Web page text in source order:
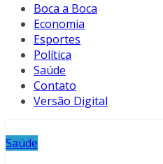
Boca a Boca
Economia
Esportes
Política
Saúde
Contato
Versão Digital
Saúde